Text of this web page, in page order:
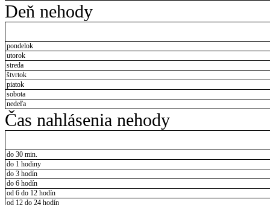
Deň nehody
pondelok
utorok
streda
štvrtok
piatok
sobota
nedeľa
Čas nahlásenia nehody
do 30 min.
do 1 hodiny
do 3 hodín
do 6 hodín
od 6 do 12 hodín
od 12 do 24 hodín